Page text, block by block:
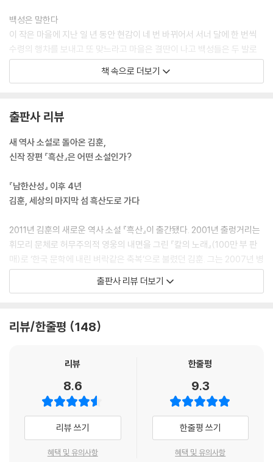
백성은 말한다
이 작은 마을에 지난 일 년 동안 현감이 네 번 바뀌어서 서너 달에 한 번씩
수령의 행차를 보내고 또 맞느라고 마을은 결딴이 나고 백성들은 두 발로
설 수가 없게 되었습니다. 가을에 또 현감이 바뀌어서, 갈 때 세우는 송덕비
를, 갈 사람과 올 사람을 합쳐서 두 개를 한꺼번에 세우게 되니 끼니거리도
까.
바라옵건대 백성의 가냘픈 팔목을 비틀어 손에 쥔 밥을 빼앗지 마시옵고,
선정인지 악정인지는 소인들이 입에 담을 바 못되오니 신관 사또가 오래
벌하신다면 가랑잎같이 메마른 소인들은 곤장 한 대에 바스러져버릴 뿐입
니다.---p.22, 구례 강마을 백성들이 관찰사 앞으로 올린 소장
신하는 아뢴다
저 하천下賤들을 살려내도 인간으로 돌아오지 못할 것이요, 관곡을 풀어
서 거두어 먹인다 해도 강물에 좁쌀 한 줌이요 산불에 물 한 바가지니 곡식
만 축내다가 결국은 죽을 것이옵니다……. 인피를 쓰고 태어난 것들을 구태
여 없애는 것은 왕정王政이 아니로되, 스스로 죽어 없어지려 할 때 그 가랑
잎 같은 목숨들을 가엾이 여길 수는 있으나 애써 구할 까닭도 없는 것이옵
나에 의지해서 고향으로 돌아가라. 가서 땅에 붙어서 살아라. 큰물이 지면
지아비는 도랑을 파서 물을 빼고 가물면 물을 가두어서 논밭을 축여라. 지
어미는 천을 짜서 늙은이를 덮어주고 밤에는 아이에게 젖을 물리면 아름답
지 않겠느냐. 해와 달의 운행이 곡식을 빚어내니, 모자라면 또 다음 해에 갚
아주는 이치는 어찌 모르느냐. 떠도는 길은 죽을 길이고 돌아가서 서로 거
두고 돌보는 것만이 살길임을 알아라.---p.121, 대왕대비가 백성들에게 내
책 속으로 더보기
출판사 리뷰
새 역사 소설로 돌아온 김훈,
신작 장편 『흑산』은 어떤 소설인가?
『남한산성』 이후 4년
김훈, 세상의 마지막 섬 흑산도로 가다
2011년 김훈의 새로운 역사 소설 『흑산』이 출간됐다. 2001년 출렁거리는
휘모리 문체로 허무주의적 영웅의 내면을 그린 『칼의 노래』(100만 부 판
매)로 ‘한국 문학에 내린 벼락같은 축복’으로 불렸던 김훈. 그는 2007년 병
자호란의 참담했던 역사를 다룬 『남한산성』(60만 부)으로 또 한 번 평단
의 상찬과 대중적 인기를 한 몸에 누리는 역사 소설가로서 확고히 자리매
몄다”며 감기 몸살을 앓게 했고 한미 FTA 협정 등 당대의 사회적 이슈와
적 성공은 역사 소설에 강한 김훈 문학의 본령을 확인하게 했다.
천주교에 매혹된 조선 지식인들
19세기 조선을 뒤흔들다
김훈의 신작 장편소설 『흑산』은 18세기 말과 19세기 초 조선 사회의 전통
과 충돌한 정약전, 황사영 등 지식인들의 내면 풍경을 다룬다. 당시 부패한
출판사 리뷰 더보기
리뷰/한줄평 148
리뷰
8.6
리뷰 쓰기
혜택 및 유의사항
한줄평
9.3
한줄평 쓰기
혜택 및 유의사항